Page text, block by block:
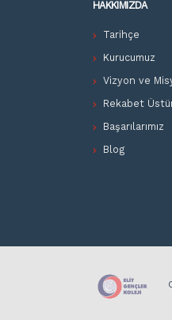
HAKKIMIZDA
Tarihçe
Kurucumuz
Vizyon ve
Rekabet
Başarılarımız
Blog